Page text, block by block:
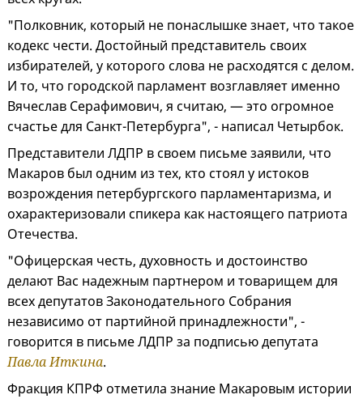
"Полковник, который не понаслышке знает, что такое
кодекс чести. Достойный представитель своих
избирателей, у которого слова не расходятся с делом.
И то, что городской парламент возглавляет именно
Вячеслав Серафимович, я считаю, — это огромное
счастье для Санкт-Петербурга", - написал Четырбок.
Представители ЛДПР в своем письме заявили, что
Макаров был одним из тех, кто стоял у истоков
возрождения петербургского парламентаризма, и
охарактеризовали спикера как настоящего патриота
Отечества.
"Офицерская честь, духовность и достоинство
делают Вас надежным партнером и товарищем для
всех депутатов Законодательного Собрания
независимо от партийной принадлежности", -
говорится в письме ЛДПР за подписью депутата
Павла Иткина.
Фракция КПРФ отметила знание Макаровым истории